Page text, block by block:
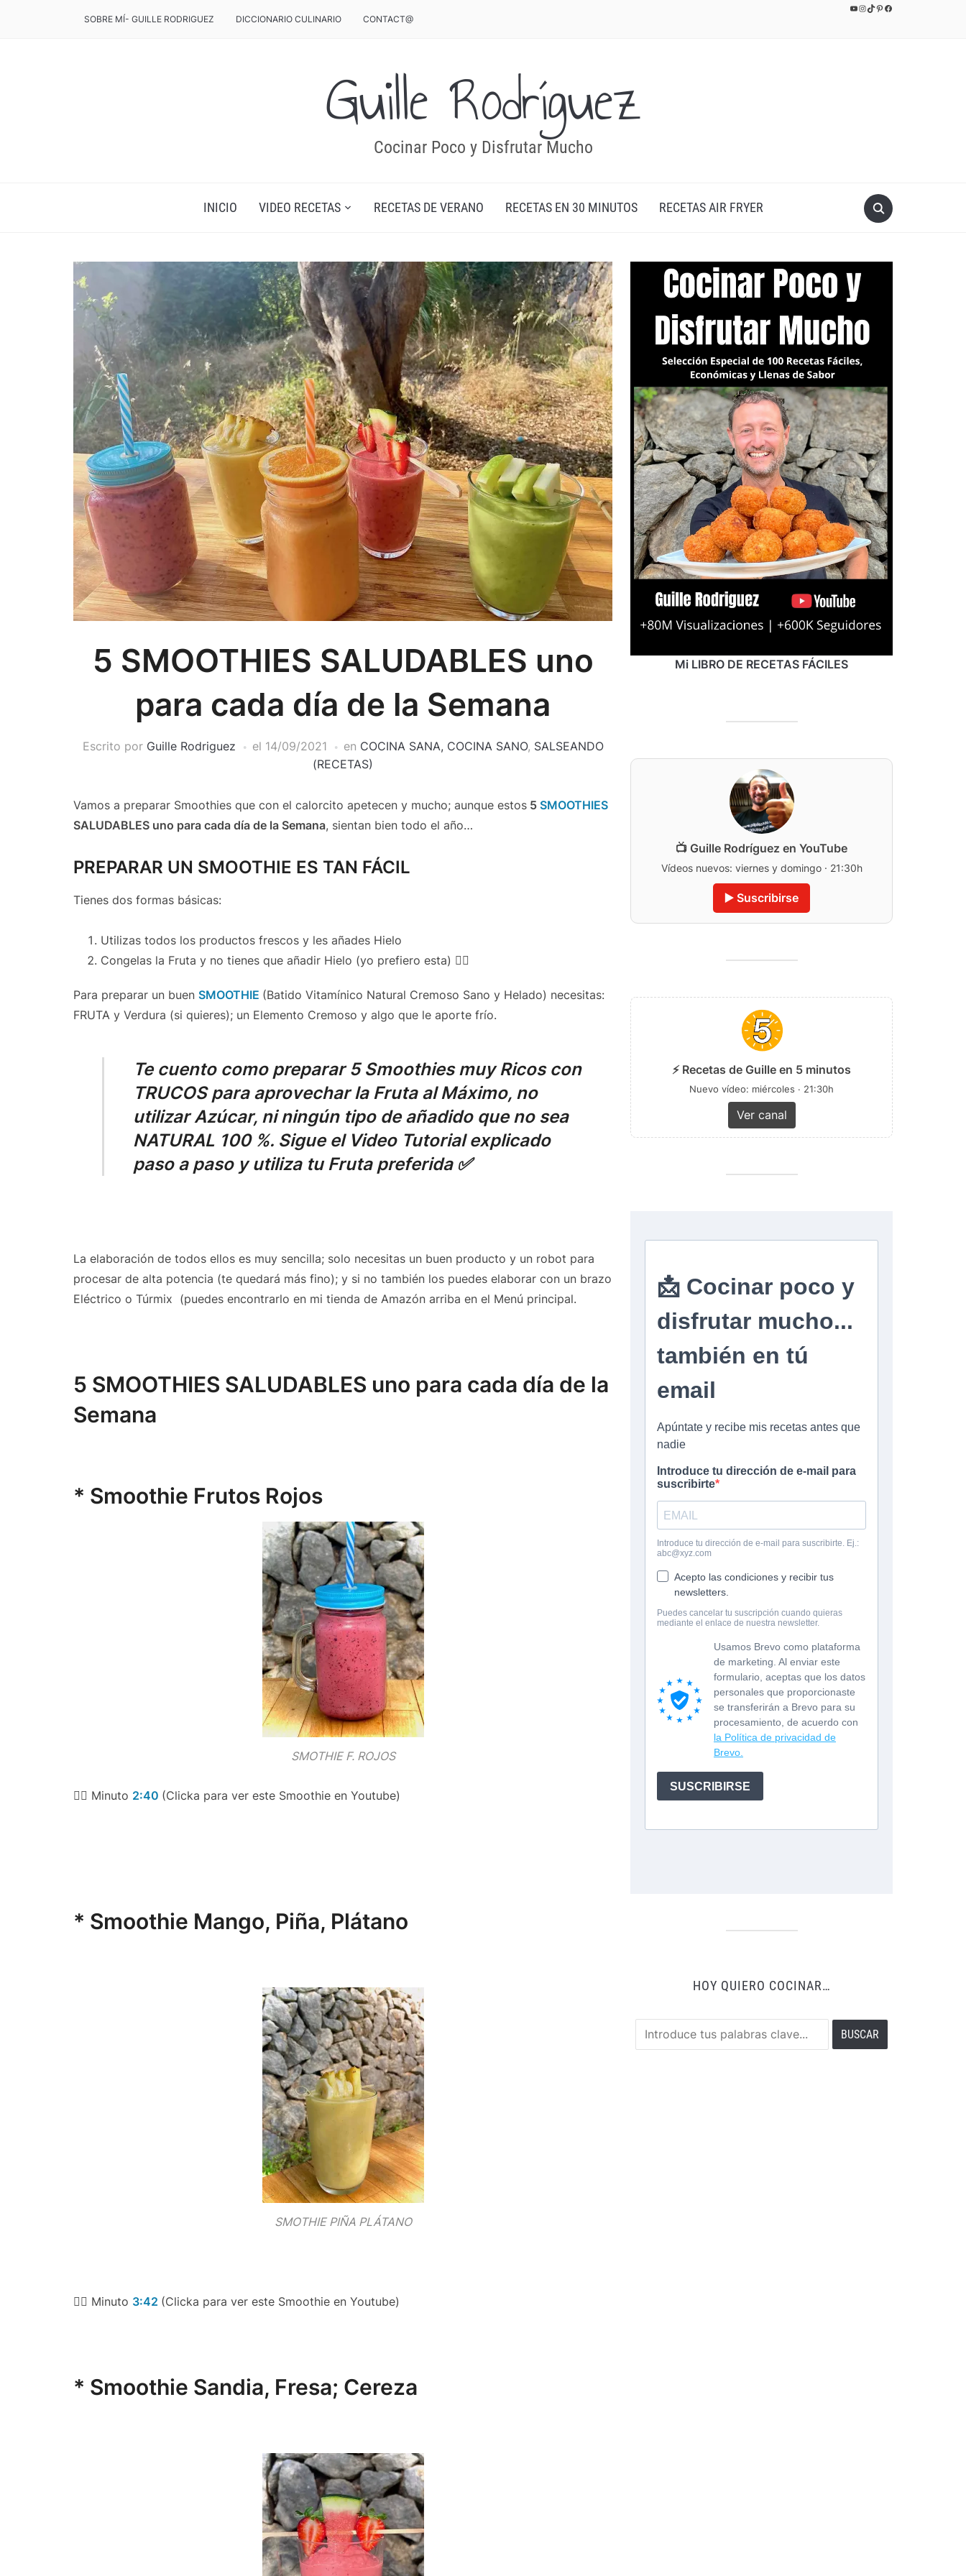
YouTube
Instagram
TikTok
Pinterest
Facebook
SOBRE MÍ- GUILLE RODRIGUEZ DICCIONARIO CULINARIO CONTACT@
Guille Rodríguez
Cocinar Poco y Disfrutar Mucho
INICIO VIDEO RECETAS RECETAS DE VERANO RECETAS EN 30 MINUTOS RECETAS AIR FRYER
5 SMOOTHIES SALUDABLES uno
para cada día de la Semana
Escrito por Guille Rodriguez el 14/09/2021 en COCINA SANA, COCINA SANO, SALSEANDO
(RECETAS)
Vamos a preparar Smoothies que con el calorcito apetecen y mucho; aunque estos 5 SMOOTHIES
SALUDABLES uno para cada día de la Semana, sientan bien todo el año…
PREPARAR UN SMOOTHIE ES TAN FÁCIL
Tienes dos formas básicas:
Utilizas todos los productos frescos y les añades Hielo
Congelas la Fruta y no tienes que añadir Hielo (yo prefiero esta) 👌🏻
Para preparar un buen SMOOTHIE (Batido Vitamínico Natural Cremoso Sano y Helado) necesitas:
FRUTA y Verdura (si quieres); un Elemento Cremoso y algo que le aporte frío.
Te cuento como preparar 5 Smoothies muy Ricos con
TRUCOSpara aprovechar la Fruta al Máximo, no
utilizar Azúcar, ni ningún tipo de añadido que no sea
NATURAL 100 %. Sigue el Video Tutorial explicado
paso a paso y utiliza tu Fruta preferida ✅
La elaboración de todos ellos es muy sencilla; solo necesitas un buen producto y un robot para
procesar de alta potencia (te quedará más fino); y si no también los puedes elaborar con un brazo
Eléctrico o Túrmix (puedes encontrarlo en mi tienda de Amazón arriba en el Menú principal.
5 SMOOTHIES SALUDABLES uno para cada día de la
Semana
* Smoothie Frutos Rojos
SMOTHIE F. ROJOS
👉🏻 Minuto 2:40 (Clicka para ver este Smoothie en Youtube)
* Smoothie Mango, Piña, Plátano
SMOTHIE PIÑA PLÁTANO
👉🏻 Minuto 3:42 (Clicka para ver este Smoothie en Youtube)
* Smoothie Sandia, Fresa; Cereza
Mi LIBRO DE RECETAS FÁCILES
📺 Guille Rodríguez en YouTube
Vídeos nuevos: viernes y domingo · 21:30h
▶️ Suscribirse
⚡ Recetas de Guille en 5 minutos
Nuevo vídeo: miércoles · 21:30h
Ver canal
HOY QUIERO COCINAR…